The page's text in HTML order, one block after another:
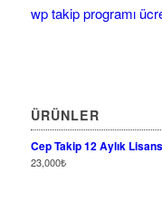
wp takip programı
ÜRÜNLER
Cep Takip 12 Aylık Lisans
23,000₺